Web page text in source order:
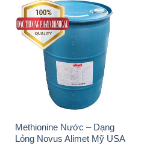
Methionine Nước – Dạng
Lỏng Novus Alimet Mỹ USA